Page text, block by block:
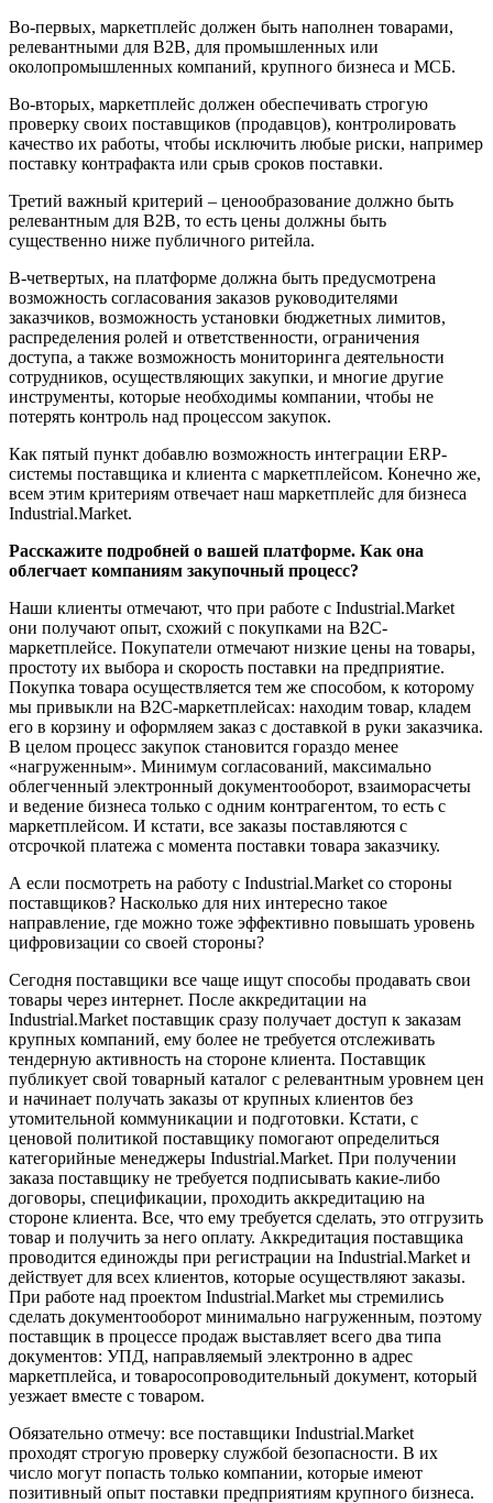
Во-первых, маркетплейс должен быть наполнен товарами,
релевантными для B2B, для промышленных или
околопромышленных компаний, крупного бизнеса и МСБ.
Во-вторых, маркетплейс должен обеспечивать строгую
проверку своих поставщиков (продавцов), контролировать
качество их работы, чтобы исключить любые риски, например
поставку контрафакта или срыв сроков поставки.
Третий важный критерий – ценообразование должно быть
релевантным для B2B, то есть цены должны быть
существенно ниже публичного ритейла.
В-четвертых, на платформе должна быть предусмотрена
возможность согласования заказов руководителями
заказчиков, возможность установки бюджетных лимитов,
распределения ролей и ответственности, ограничения
доступа, а также возможность мониторинга деятельности
сотрудников, осуществляющих закупки, и многие другие
инструменты, которые необходимы компании, чтобы не
потерять контроль над процессом закупок.
Как пятый пункт добавлю возможность интеграции ERP-
системы поставщика и клиента с маркетплейсом. Конечно же,
всем этим критериям отвечает наш маркетплейс для бизнеса
Industrial.Market.
Расскажите подробней о вашей платформе. Как она
облегчает компаниям закупочный процесс?
Наши клиенты отмечают, что при работе с Industrial.Market
они получают опыт, схожий с покупками на B2C-
маркетплейсе. Покупатели отмечают низкие цены на товары,
простоту их выбора и скорость поставки на предприятие.
Покупка товара осуществляется тем же способом, к которому
мы привыкли на B2C-маркетплейсах: находим товар, кладем
его в корзину и оформляем заказ с доставкой в руки заказчика.
В целом процесс закупок становится гораздо менее
«нагруженным». Минимум согласований, максимально
облегченный электронный документооборот, взаиморасчеты
и ведение бизнеса только с одним контрагентом, то есть с
маркетплейсом. И кстати, все заказы поставляются с
отсрочкой платежа с момента поставки товара заказчику.
А если посмотреть на работу с Industrial.Market со стороны
поставщиков? Насколько для них интересно такое
направление, где можно тоже эффективно повышать уровень
цифровизации со своей стороны?
Сегодня поставщики все чаще ищут способы продавать свои
товары через интернет. После аккредитации на
Industrial.Market поставщик сразу получает доступ к заказам
крупных компаний, ему более не требуется отслеживать
тендерную активность на стороне клиента. Поставщик
публикует свой товарный каталог с релевантным уровнем цен
и начинает получать заказы от крупных клиентов без
утомительной коммуникации и подготовки. Кстати, с
ценовой политикой поставщику помогают определиться
категорийные менеджеры Industrial.Market. При получении
заказа поставщику не требуется подписывать какие-либо
договоры, спецификации, проходить аккредитацию на
стороне клиента. Все, что ему требуется сделать, это отгрузить
товар и получить за него оплату. Аккредитация поставщика
проводится единожды при регистрации на Industrial.Market и
действует для всех клиентов, которые осуществляют заказы.
При работе над проектом Industrial.Market мы стремились
сделать документооборот минимально нагруженным, поэтому
поставщик в процессе продаж выставляет всего два типа
документов: УПД, направляемый электронно в адрес
маркетплейса, и товаросопроводительный документ, который
уезжает вместе с товаром.
Обязательно отмечу: все поставщики Industrial.Market
проходят строгую проверку службой безопасности. В их
число могут попасть только компании, которые имеют
позитивный опыт поставки предприятиям крупного бизнеса.